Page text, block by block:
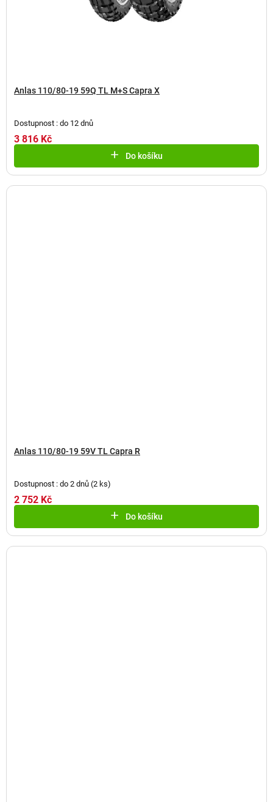
Anlas 110/80-19 59Q TL M+S Capra X
Dostupnost : do 12 dnů
3 816 Kč
Do košíku
Anlas 110/80-19 59V TL Capra R
Dostupnost : do 2 dnů (2 ks)
2 752 Kč
Do košíku